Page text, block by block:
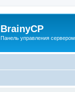
BrainyCP
Панель управления сервером